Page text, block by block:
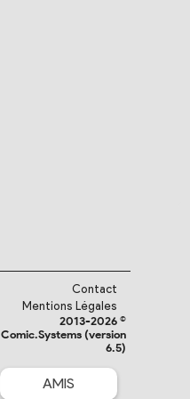
Contact
Mentions Légales
2013-2026 ©
Comic.Systems (version
6.5)
AMIS